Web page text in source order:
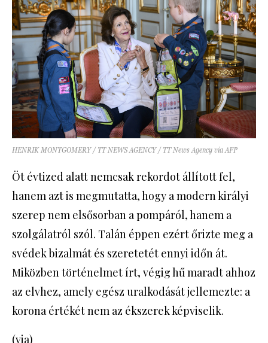
HENRIK MONTGOMERY / TT NEWS AGENCY / TT News Agency via AFP
Öt évtized alatt nemcsak rekordot állított fel,
hanem azt is megmutatta, hogy a modern királyi
szerep nem elsősorban a pompáról, hanem a
szolgálatról szól. Talán éppen ezért őrizte meg a
svédek bizalmát és szeretetét ennyi időn át.
Miközben történelmet írt, végig hű maradt ahhoz
az elvhez, amely egész uralkodását jellemezte: a
korona értékét nem az ékszerek képviselik.
(via)